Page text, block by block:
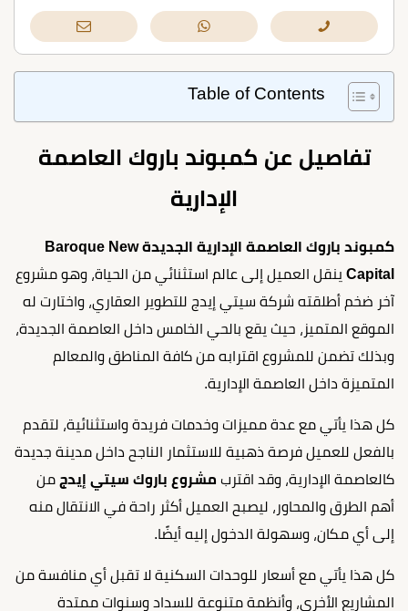
Table of Contents
تفاصيل عن كمبوند باروك العاصمة
الإدارية
كمبوند باروك العاصمة الإدارية الجديدة Baroque New
Capital ينقل العميل إلى عالم استثنائي من الحياة، وهو مشروع
آخر ضخم أطلقته شركة سيتي إيدج للتطوير العقاري، واختارت له
الموقع المتميز، حيث يقع بالحي الخامس داخل العاصمة الجديدة،
وبذلك تضمن للمشروع اقترابه من كافة المناطق والمعالم
المتميزة داخل العاصمة الإدارية.
كل هذا يأتي مع عدة مميزات وخدمات فريدة واستثنائية، لتقدم
بالفعل للعميل فرصة ذهبية للاستثمار الناجح داخل مدينة جديدة
كالعاصمة الإدارية، وقد اقترب مشروع باروك سيتي إيدج من
أهم الطرق والمحاور، ليصبح العميل أكثر راحة في الانتقال منه
إلى أي مكان، وسهولة الدخول إليه أيضًا.
كل هذا يأتي مع أسعار للوحدات السكنية لا تقبل أي منافسة من
المشاريع الأخرى، وأنظمة متنوعة للسداد وسنوات ممتدة